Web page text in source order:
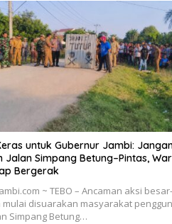
untuk Gubernur Jambi:
Jalan Simpang Betung–Pintas,
Bergerak
~ TEBO – Ancaman aksi besar-
mulai disuarakan masyarakat
Simpang Betung…